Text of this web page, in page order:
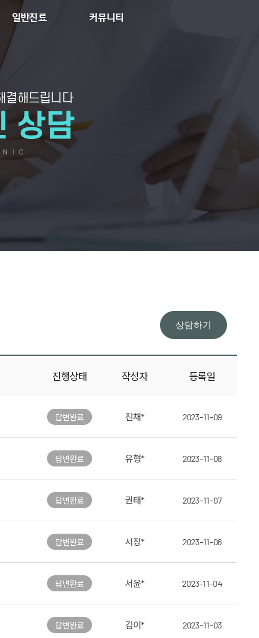
일반진료 커뮤니티
결해드립니다
상담
상담하기
진행상태 작성자 등록일
답변완료 진채* 2023-11-09
답변완료 유형* 2023-11-08
답변완료 권태* 2023-11-07
답변완료 서장* 2023-11-06
답변완료 서윤* 2023-11-04
답변완료 김이* 2023-11-03